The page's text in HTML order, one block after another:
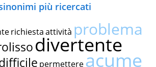
più ricercati
richiestaattività problema
divertente
permettereacume